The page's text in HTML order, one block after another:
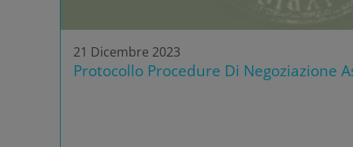
21 Dicembre 2023
Protocollo Procedure Di Negoziazione